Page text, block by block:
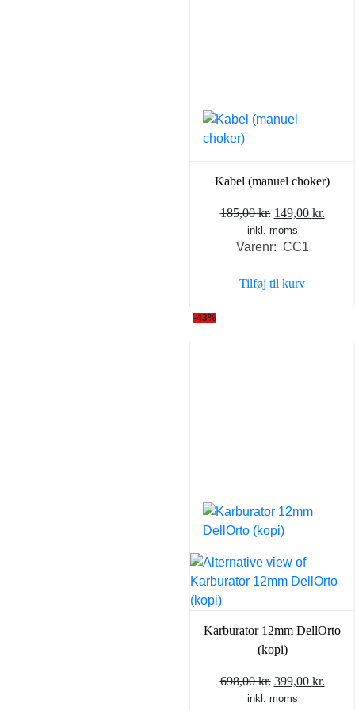
Kabel (manuel choker)
185,00kr. Den
oprindelige
pris
185,00 kr..
149,00 kr.
inkl. moms
Varenr: CC1
Tilføj til kurv
-43%
Karburator 12mm DellOrto
(kopi)
698,00kr. Den
oprindelige
399,00 kr.
inkl. moms